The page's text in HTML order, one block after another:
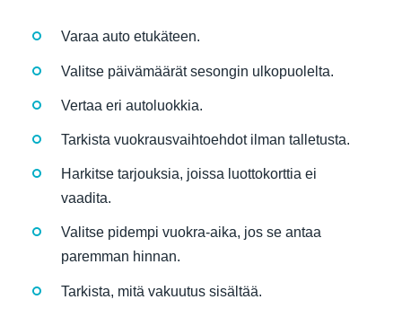
Varaa auto etukäteen.
Valitse päivämäärät sesongin ulkopuolelta.
Vertaa eri autoluokkia.
Tarkista vuokrausvaihtoehdot ilman talletusta.
Harkitse tarjouksia, joissa luottokorttia ei
vaadita.
Valitse pidempi vuokra-aika, jos se antaa
paremman hinnan.
Tarkista, mitä vakuutus sisältää.